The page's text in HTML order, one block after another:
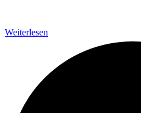
Weiterlesen